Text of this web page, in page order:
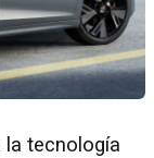
la tecnología